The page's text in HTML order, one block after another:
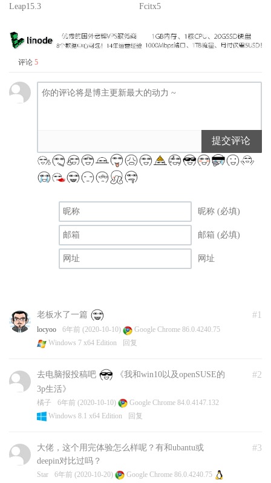
Leap15.3
Fcitx5
评论 5
提交评论
昵称 (必填)
邮箱 (必填)
网址
#1
老板水了一篇
locyoo 6年前 (2020-10-10)
Google Chrome 86.0.4240.75
Windows 7 x64 Edition
回复
#2
去电脑报投稿吧
《我和win10以及openSUSE的
3p生活》
橘子 6年前 (2020-10-10)
Google Chrome 84.0.4147.132
Windows 8.1 x64 Edition
回复
#3
大佬，这个用完体验怎么样呢？有和ubantu或
deepin对比过吗？
Star 6年前 (2020-10-20) Google Chrome 86.0.4240.75